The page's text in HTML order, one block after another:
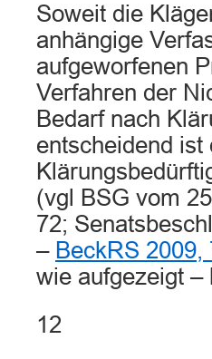
Soweit die
anhängige
aufgeworfenen
Verfahren der
Bedarf nach
entscheidend ist
(vgl BSG vom
72;
– BeckRS 2009,
wie aufgezeigt –
12